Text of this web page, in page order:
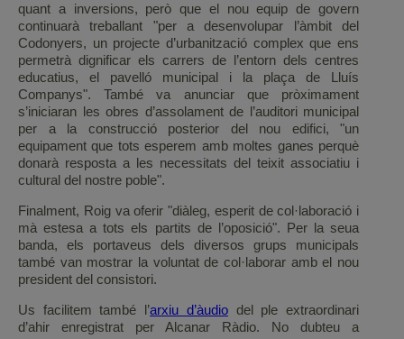
quant a inversions, però que el nou equip de govern
continuarà treballant "per a desenvolupar l’àmbit del
Codonyers, un projecte d’urbanització complex que ens
permetrà dignificar els carrers de l’entorn dels centres
educatius, el pavelló municipal i la plaça de Lluís
Companys". També va anunciar que pròximament
s’iniciaran les obres d’assolament de l’auditori municipal
per a la construcció posterior del nou edifici, "un
equipament que tots esperem amb moltes ganes perquè
donarà resposta a les necessitats del teixit associatiu i
cultural del nostre poble".
Finalment, Roig va oferir "diàleg, esperit de col·laboració i
mà estesa a tots els partits de l’oposició". Per la seua
banda, els portaveus dels diversos grups municipals
també van mostrar la voluntat de col·laborar amb el nou
president del consistori.
Us facilitem també l’arxiu d’àudiodel ple extraordinari
d’ahir enregistrat per Alcanar Ràdio. No dubteu a